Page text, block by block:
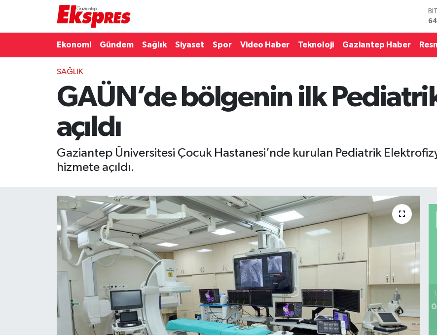
Ekonomi Gündem Sağlık Siyaset Spor Video Haber Teknoloji Gaziantep Haber
SAĞLIK
GAÜN’de bölgenin ilk
açıldı
Gaziantep Üniversitesi Çocuk Hastanesi’nde kurulan Pediatrik
hizmete açıldı.
Gaziantep son dakika
Gündem
Haberler
Magazin
Resmi İlanlar
Puan Durumu ve Fikstür
Son Dakika Haberleri
Haber Arşivi